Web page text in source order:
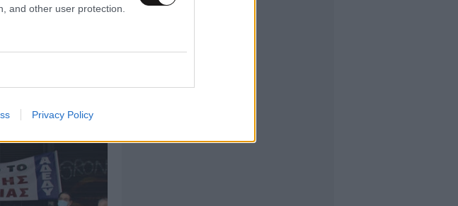
and other user protection.
Privacy Policy